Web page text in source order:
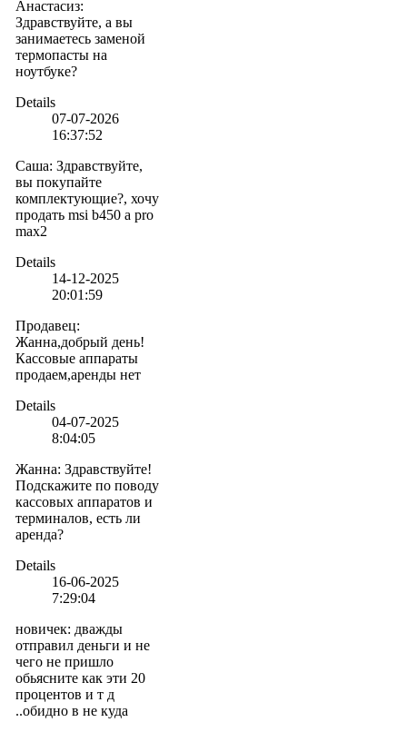
Анастасиз:
Здравствуйте, а вы
занимаетесь заменой
термопасты на
ноутбуке?
Details
07-07-2026
16:37:52
Саша: Здравствуйте,
вы покупайте
комплектующие?, хочу
продать msi b450 a pro
max2
Details
14-12-2025
20:01:59
Продавец:
Жанна,добрый день!
Кассовые аппараты
продаем,аренды нет
Details
04-07-2025
8:04:05
Жанна: Здравствуйте!
Подскажите по поводу
кассовых аппаратов и
терминалов, есть ли
аренда?
Details
16-06-2025
7:29:04
новичек: дважды
отправил деньги и не
чего не пришло
обьясните как эти 20
процентов и т д
..обидно в не куда